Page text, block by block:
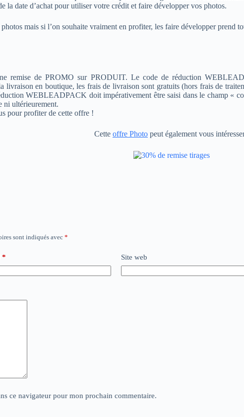
la date d’achat pour utiliser votre crédit et faire développer vos photos.
mais si l’on souhaite vraiment en profiter, les faire développer prend
remise de PROMO sur PRODUIT. Le code de réduction
livraison en boutique, les frais de livraison sont gratuits (hors frais de
WEBLEADPACK doit impérativement être saisi dans le champ «
ni ultérieurement.
pour profiter de cette offre !
Cette offre Photo peut également vous
sont indiqués avec *
* Site web
ce navigateur pour mon prochain commentaire.